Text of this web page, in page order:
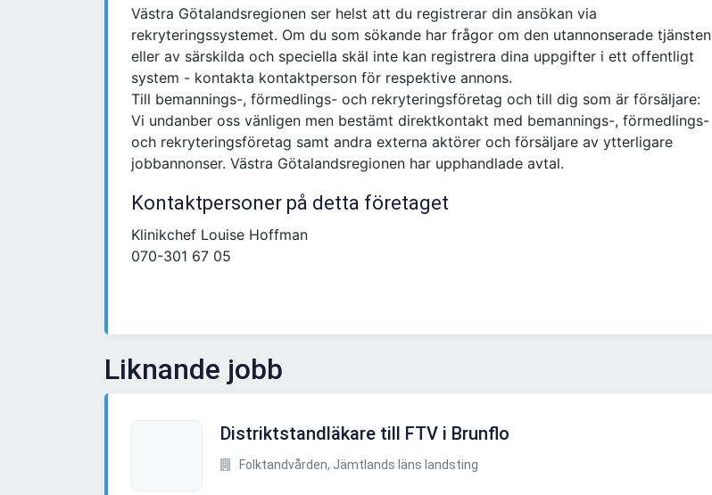
Västra Götalandsregionen ser helst att du registrerar din ansökan via
rekryteringssystemet. Om du som sökande har frågor om den utannonserade tjänsten
eller av särskilda och speciella skäl inte kan registrera dina uppgifter i ett offentligt
system - kontakta kontaktperson för respektive annons.
Till bemannings-, förmedlings- och rekryteringsföretag och till dig som är försäljare:
Vi undanber oss vänligen men bestämt direktkontakt med bemannings-, förmedlings-
och rekryteringsföretag samt andra externa aktörer och försäljare av ytterligare
jobbannonser. Västra Götalandsregionen har upphandlade avtal.
Kontaktpersoner på detta företaget
Klinikchef Louise Hoffman
070-301 67 05
Liknande jobb
Distriktstandläkare till FTV i Brunflo
Folktandvården, Jämtlands läns landsting